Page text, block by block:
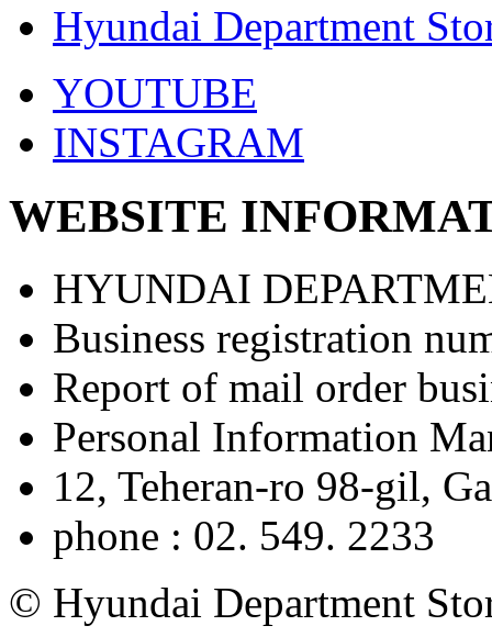
Hyundai Department
YOUTUBE
INSTAGRAM
WEBSITE
HYUNDAI
Business registration
Report of mail order
Personal Information
12, Teheran-ro 98-gil,
phone : 02. 549. 2233
© Hyundai Department